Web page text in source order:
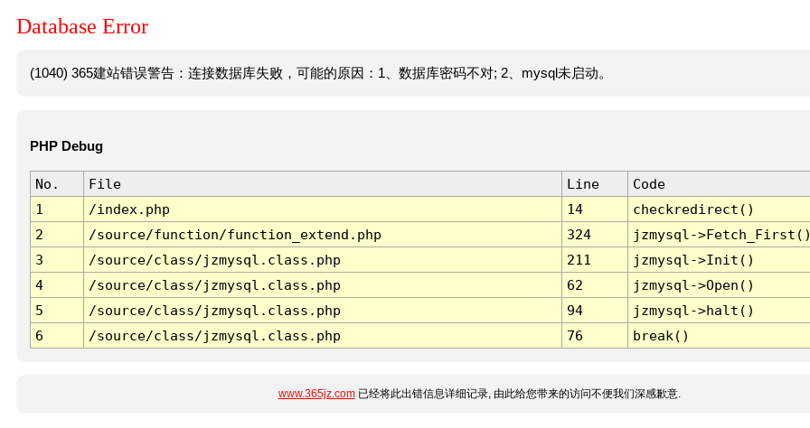
Database Error
(1040) 365建站错误警告：连接数据库失败，可能的原因：1、数据库密码不对; 2、mysql未启动。
PHP Debug
No. File Line
Code
1
/index.php 14
checkredirect()
2
/source/function/function_extend.php 324
jzmysql-
3
/source/class/jzmysql.class.php 211
jzmysql->Init()
4
/source/class/jzmysql.class.php 62
jzmysql->Open()
5
/source/class/jzmysql.class.php 94
jzmysql->halt()
6
/source/class/jzmysql.class.php 76 break()
www.365jz.com已经将此出错信息详细记录, 由此给您带来的访问不便我们深感歉意.